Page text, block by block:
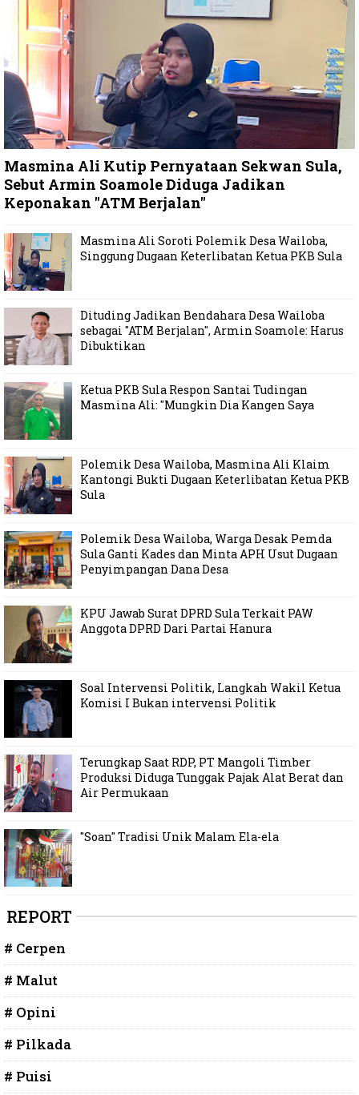
Masmina Ali Kutip Pernyataan Sekwan Sula,
Sebut Armin Soamole Diduga Jadikan
Keponakan "ATM Berjalan"
Masmina Ali Soroti Polemik Desa Wailoba,
Singgung Dugaan Keterlibatan Ketua PKB Sula
Dituding Jadikan Bendahara Desa Wailoba
sebagai "ATM Berjalan", Armin Soamole: Harus
Dibuktikan
Ketua PKB Sula Respon Santai Tudingan
Masmina Ali: "Mungkin Dia Kangen Saya
Polemik Desa Wailoba, Masmina Ali Klaim
Kantongi Bukti Dugaan Keterlibatan Ketua PKB
Sula
Polemik Desa Wailoba, Warga Desak Pemda
Sula Ganti Kades dan Minta APH Usut Dugaan
Penyimpangan Dana Desa
KPU Jawab Surat DPRD Sula Terkait PAW
Anggota DPRD Dari Partai Hanura
Soal Intervensi Politik, Langkah Wakil Ketua
Komisi I Bukan intervensi Politik
Terungkap Saat RDP, PT Mangoli Timber
Produksi Diduga Tunggak Pajak Alat Berat dan
Air Permukaan
"Soan" Tradisi Unik Malam Ela-ela
REPORT
# Cerpen
# Malut
# Opini
# Pilkada
# Puisi